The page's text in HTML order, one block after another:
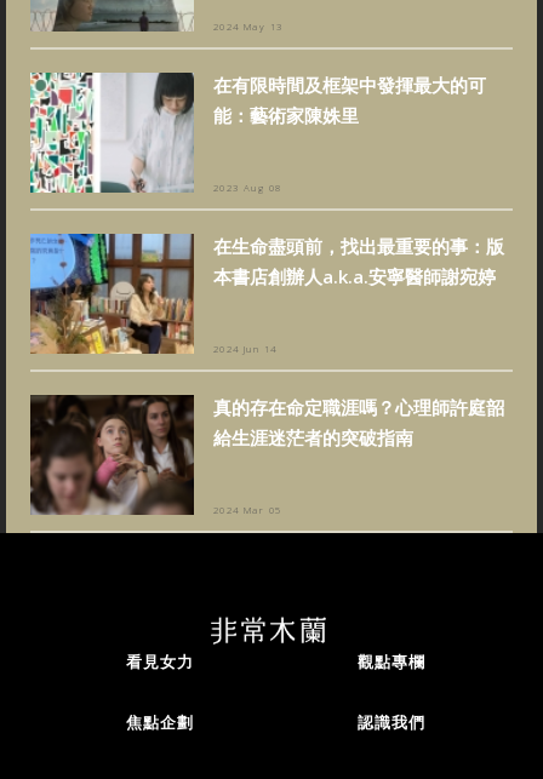
2024 May 13
在有限時間及框架中發揮最大的可
能：藝術家陳姝里
2023 Aug 08
在生命盡頭前，找出最重要的事：版
本書店創辦人a.k.a.安寧醫師謝宛婷
2024 Jun 14
真的存在命定職涯嗎？心理師許庭韶
給生涯迷茫者的突破指南
2024 Mar 05
看見女力 觀點專欄
焦點企劃 認識我們